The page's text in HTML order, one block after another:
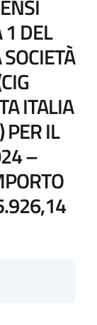
DEL
ITALIA
IL
–